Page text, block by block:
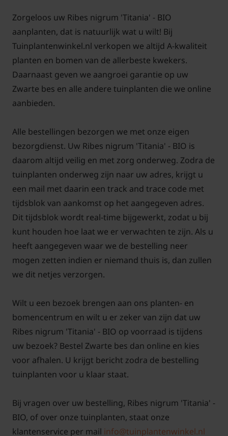
Ribes nigrum 'Titania' - BIO snoeien
en onderhouden
De Zwarte bes kan uitgroeien tot een struik van
ongeveer 1 tot anderhalve meter. Door te snoeien
zorgt u voor een rijkdragende bessenstruik. Knip
dun het jonge hout, zodat u ongeveer 10 tot 15
stelen per struik overhoudt. De snoei vindt plaats
tijdens of direct na de pluk. De Ribes nigrum draagt
de meeste en grootste vruchten op het hout dat een
jaar oud is. De vruchten zijn rijp in juli of augustus.
Tuinplantenwinkel.nl is voor de verkoop van deze
biologisch geteelde fruitplanten gecertificeerd
door SKAL onder SKAL-nummer 110920:
Zorgeloos uw Ribes nigrum 'Titania' - BIO
aanplanten, dat is natuurlijk wat u wilt! Bij
Tuinplantenwinkel.nl verkopen we altijd A-kwaliteit
planten en bomen van de allerbeste kwekers.
Daarnaast geven we aangroei garantie op uw
Zwarte bes en alle andere tuinplanten die we online
aanbieden.
Alle bestellingen bezorgen we met onze eigen
bezorgdienst. Uw Ribes nigrum 'Titania' - BIO is
daarom altijd veilig en met zorg onderweg. Zodra de
tuinplanten onderweg zijn naar uw adres, krijgt u
een mail met daarin een track and trace code met
tijdsblok van aankomst op het aangegeven adres.
Dit tijdsblok wordt real-time bijgewerkt, zodat u bij
kunt houden hoe laat we er verwachten te zijn. Als u
heeft aangegeven waar we de bestelling neer
mogen zetten indien er niemand thuis is, dan zullen
we dit netjes verzorgen.
Wilt u een bezoek brengen aan ons planten- en
bomencentrum en wilt u er zeker van zijn dat uw
Ribes nigrum 'Titania' - BIO op voorraad is tijdens
uw bezoek? Bestel Zwarte bes dan online en kies
voor afhalen. U krijgt bericht zodra de bestelling
tuinplanten voor u klaar staat.
Bij vragen over uw bestelling, Ribes nigrum 'Titania' -
BIO, of over onze tuinplanten, staat onze
klantenservice per mail info@tuinplantenwinkel.nl